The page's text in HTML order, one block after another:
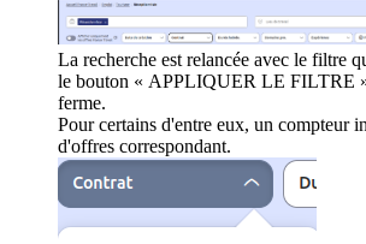
La recherche est relancée avec le filtre
le bouton « APPLIQUER LE FILTRE
ferme.
Pour certains d'entre eux, un compteur
d'offres correspondant.